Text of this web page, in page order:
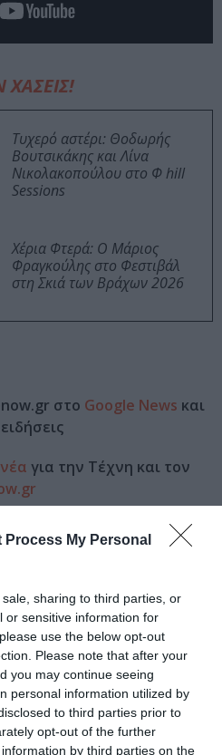
Process My Personal
sharing to third parties, or
or sensitive information for
use the below opt-out
Please note that after your
you may continue seeing
personal information utilized by
to third parties prior to
opt-out of the further
by third parties on the
Τυχερό αστέρι: Θοδωρής
Βουτσικάκης και Λίνα
Νικολακοπούλου στο Φ hill
Sessions
Χέρια Φτερά: Ο Μάριος
Φραγκούλης στο Φεστιβάλ
στη Σκιά των Βράχων 2026
στο Google News και
για την Τέχνη και τον
❯
ΑΝΑΚΟΙΝΩΣΕΙΣ
σας τα τελευταία νέα για